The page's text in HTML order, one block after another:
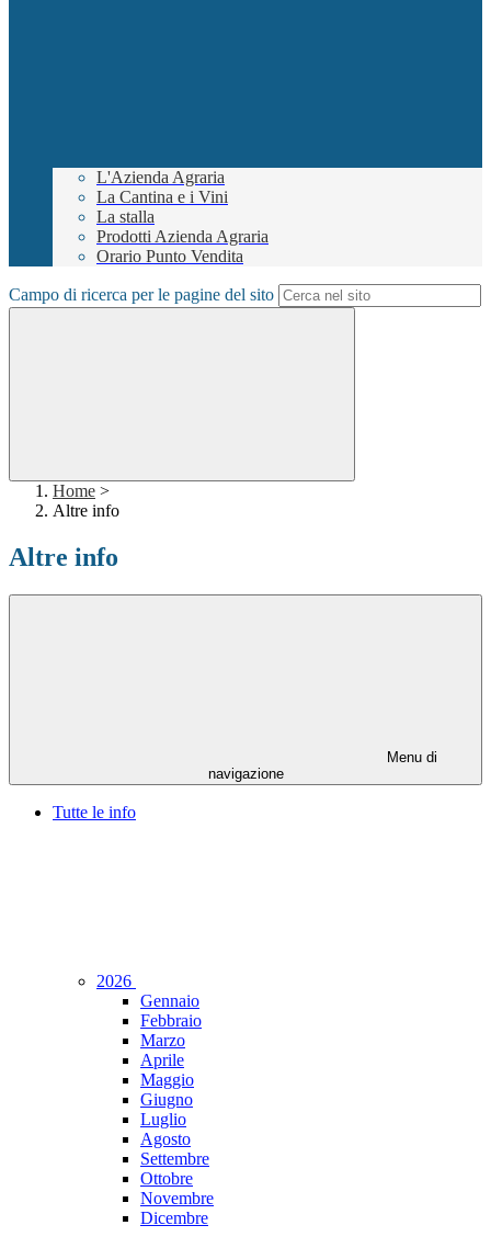
L'Azienda Agraria
La Cantina e i Vini
La stalla
Prodotti Azienda Agraria
Orario Punto Vendita
Campo di ricerca per le pagine del sito
Home >
Altre info
Altre info
Menu di
navigazione
Tutte le info
2026
Gennaio
Febbraio
Marzo
Aprile
Maggio
Giugno
Luglio
Agosto
Settembre
Ottobre
Novembre
Dicembre